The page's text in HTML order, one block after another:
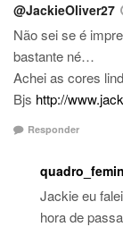
@JackieOliver27
Não sei se é
bastante né…
Achei as cores
Bjs http://
Responder
Jackie eu
hora de